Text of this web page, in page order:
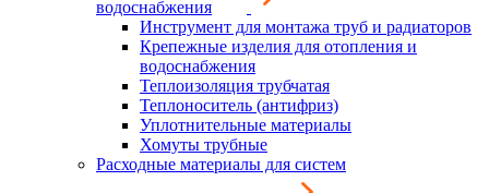
водоснабжения
Инструмент для монтажа труб и радиаторов
Крепежные изделия для отопления и
водоснабжения
Теплоизоляция трубчатая
Теплоноситель (антифриз)
Уплотнительные материалы
Хомуты трубные
Расходные материалы для систем